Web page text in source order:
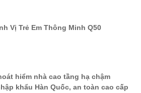
Vị Trẻ Em Thông Minh Q50
hiểm nhà cao tầng hạ chậm
khẩu Hàn Quốc, an toàn cao cấp